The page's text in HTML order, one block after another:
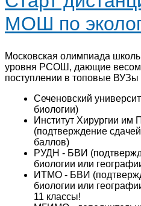
МОШ по
Московская олимпиада
уровня РСОШ, дающие
поступлении в топовые
Сеченовский
биологии)
Институт Хирургии им
(подтверждение
баллов)
РУДН - БВИ
биологии или
ИТМО - БВИ
биологии или
11 классы!